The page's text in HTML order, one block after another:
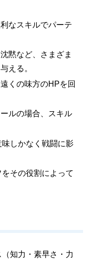
なスキルでパーテ
黙など、さまざま
える。
くの味方のHPを回
ルの場合、スキル
しかなく戦闘に影
その役割によって
知力・素早さ・力